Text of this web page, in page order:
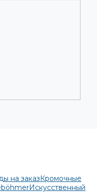
на заказКромочные
Искусственный